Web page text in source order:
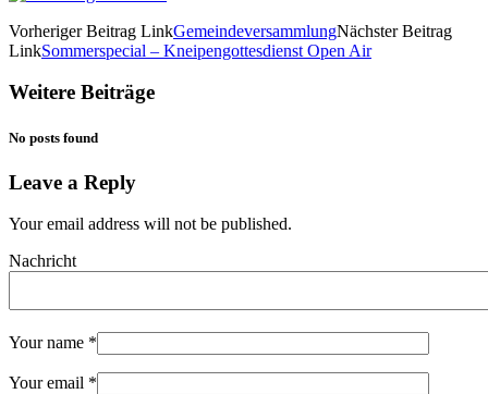
VorherigerBeitrag LinkGemeindeversammlungNächsterBeitrag
LinkSommerspecial – Kneipengottesdienst Open Air
Weitere Beiträge
No posts found
Leave a Reply
Your email address will not be published.
Nachricht
Your name *
Your email *